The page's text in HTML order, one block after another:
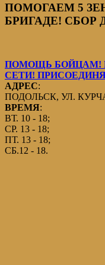
ПОМОГАЕМ 5
БРИГАДЕ! СБОР
ПОМОЩЬ БОЙЦАМ!
СЕТИ!
АДРЕС:
ПОДОЛЬСК, УЛ.
ВРЕМЯ:
ВТ. 10 - 18;
СР. 13 - 18;
ПТ. 13 - 18;
СБ.12 - 18.